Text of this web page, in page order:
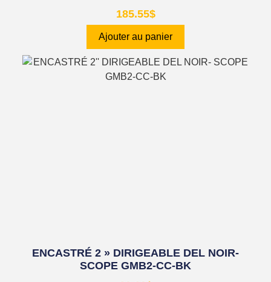
185.55$
Ajouter au panier
ENCASTRÉ 2 » DIRIGEABLE DEL NOIR-
SCOPE GMB2-CC-BK